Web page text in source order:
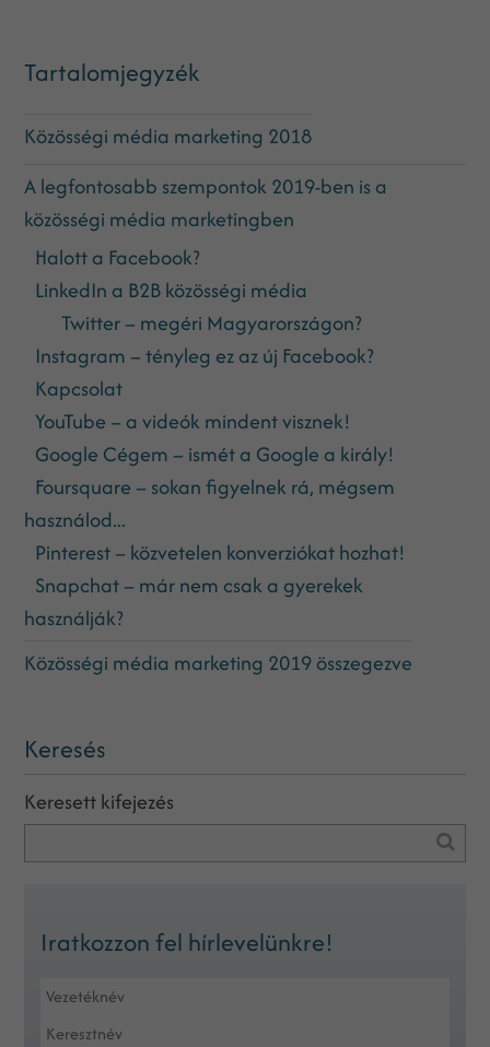
Tartalomjegyzék
Közösségi média marketing 2018
A legfontosabb szempontok 2019-ben is a
közösségi média marketingben
Halott a Facebook?
LinkedIn a B2B közösségi média
Twitter – megéri Magyarországon?
Instagram – tényleg ez az új Facebook?
Kapcsolat
YouTube – a videók mindent visznek!
Google Cégem – ismét a Google a király!
Foursquare – sokan figyelnek rá, mégsem
használod...
Pinterest – közvetelen konverziókat hozhat!
Snapchat – már nem csak a gyerekek
használják?
Közösségi média marketing 2019 összegezve
Keresés
Keresett kifejezés
Iratkozzon fel hírlevelünkre!